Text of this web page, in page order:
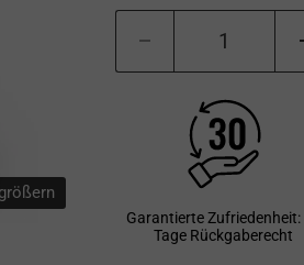
Garantierte Zufriedenheit:
Tage Rückgaberecht